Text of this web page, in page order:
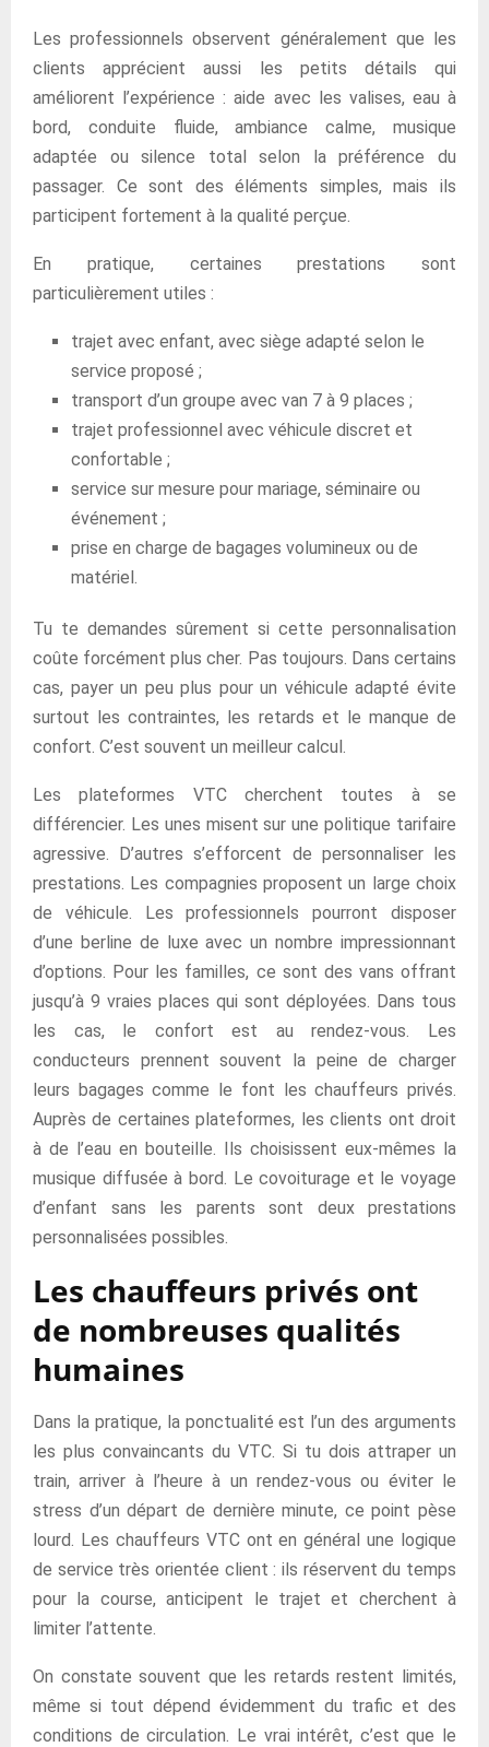
Les professionnels observent généralement que les
clients apprécient aussi les petits détails qui
améliorent l’expérience : aide avec les valises, eau à
bord, conduite fluide, ambiance calme, musique
adaptée ou silence total selon la préférence du
passager. Ce sont des éléments simples, mais ils
participent fortement à la qualité perçue.
En pratique, certaines prestations sont
particulièrement utiles :
trajet avec enfant, avec siège adapté selon le
service proposé ;
transport d’un groupe avec van 7 à 9 places ;
trajet professionnel avec véhicule discret et
confortable ;
service sur mesure pour mariage, séminaire ou
événement ;
prise en charge de bagages volumineux ou de
matériel.
Tu te demandes sûrement si cette personnalisation
coûte forcément plus cher. Pas toujours. Dans certains
cas, payer un peu plus pour un véhicule adapté évite
surtout les contraintes, les retards et le manque de
confort. C’est souvent un meilleur calcul.
Les plateformes VTC cherchent toutes à se
différencier. Les unes misent sur une politique tarifaire
agressive. D’autres s’efforcent de personnaliser les
prestations. Les compagnies proposent un large choix
de véhicule. Les professionnels pourront disposer
d’une berline de luxe avec un nombre impressionnant
d’options. Pour les familles, ce sont des vans offrant
jusqu’à 9 vraies places qui sont déployées. Dans tous
les cas, le confort est au rendez-vous. Les
conducteurs prennent souvent la peine de charger
leurs bagages comme le font les chauffeurs privés.
Auprès de certaines plateformes, les clients ont droit
à de l’eau en bouteille. Ils choisissent eux-mêmes la
musique diffusée à bord. Le covoiturage et le voyage
d’enfant sans les parents sont deux prestations
personnalisées possibles.
Les chauffeurs privés ont
de nombreuses qualités
humaines
Dans la pratique, la ponctualité est l’un des arguments
les plus convaincants du VTC. Si tu dois attraper un
train, arriver à l’heure à un rendez-vous ou éviter le
stress d’un départ de dernière minute, ce point pèse
lourd. Les chauffeurs VTC ont en général une logique
de service très orientée client : ils réservent du temps
pour la course, anticipent le trajet et cherchent à
limiter l’attente.
On constate souvent que les retards restent limités,
même si tout dépend évidemment du trafic et des
conditions de circulation. Le vrai intérêt, c’est que le